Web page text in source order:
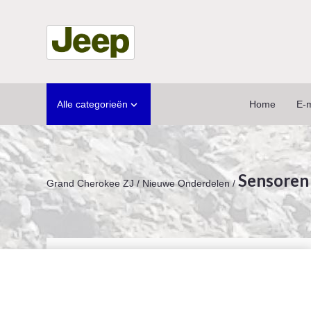
Alle categorieën  Home E-
Grand Cherokee ZJ / Nieuwe Onderdelen/ Sensoren